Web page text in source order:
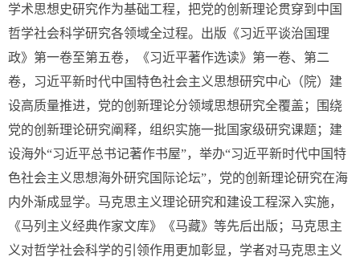
学术思想史研究作为基础工程，把党的创新理论贯穿到中国
哲学社会科学研究各领域全过程。出版《习近平谈治国理
政》第一卷至第五卷，《习近平著作选读》第一卷、第二
卷，习近平新时代中国特色社会主义思想研究中心（院）建
设高质量推进，党的创新理论分领域思想研究全覆盖；围绕
党的创新理论研究阐释，组织实施一批国家级研究课题；建
设海外“习近平总书记著作书屋”，举办“习近平新时代中国特
色社会主义思想海外研究国际论坛”，党的创新理论研究在海
内外渐成显学。马克思主义理论研究和建设工程深入实施，
《马列主义经典作家文库》《马藏》等先后出版；马克思主
义对哲学社会科学的引领作用更加彰显，学者对马克思主义